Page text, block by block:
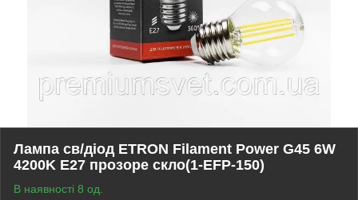
Лампа св/діод ETRON Filament Power G45 6W
4200K E27 прозоре скло(1-EFP-150)
В наявності 8 од.